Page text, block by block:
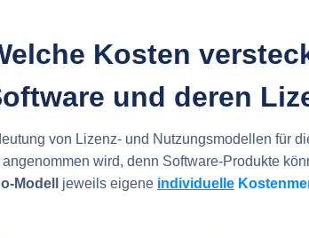
Kosten
und deren
von Lizenz- und Nutzungsmodellen für
wird, denn Software-Produkte
Modell
jeweils eigene individuelle